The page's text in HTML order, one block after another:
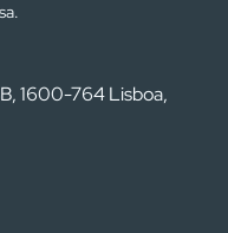
1600-764 Lisboa,